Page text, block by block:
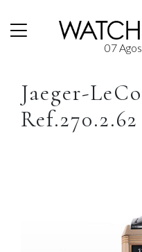
07
Jaeger-